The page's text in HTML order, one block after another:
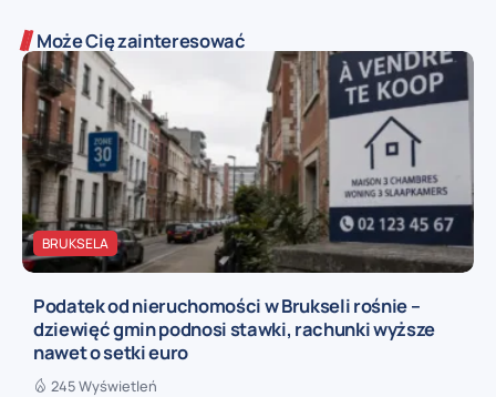
Może Cię zainteresować
BRUKSELA
Podatek od nieruchomości w Brukseli rośnie –
dziewięć gmin podnosi stawki, rachunki wyższe
nawet o setki euro
245 Wyświetleń